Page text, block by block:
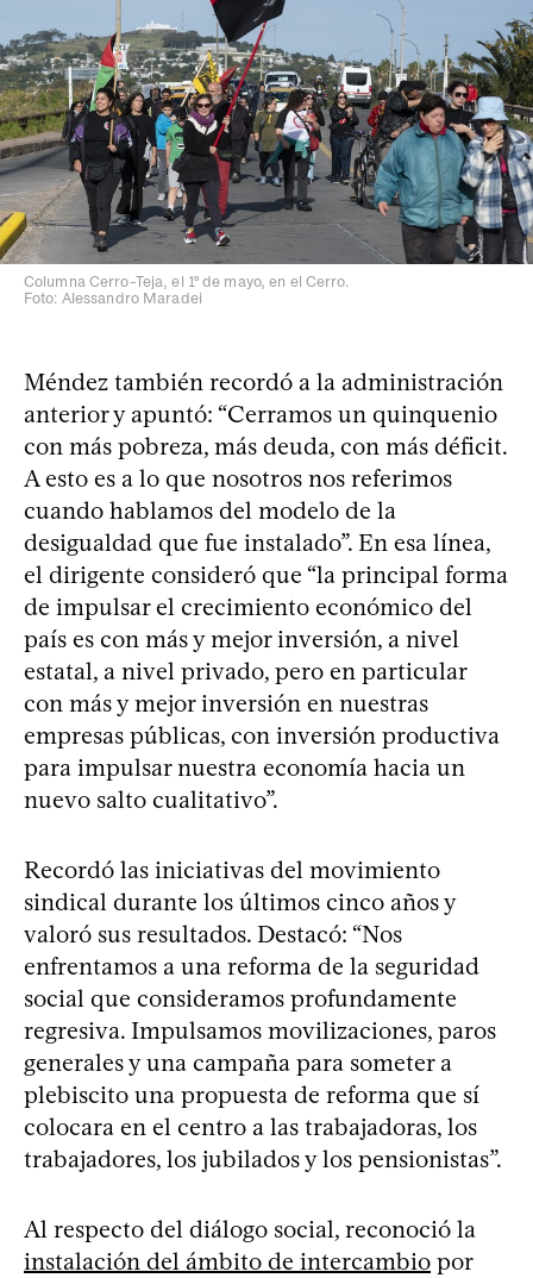
Columna Cerro-Teja, el 1º de mayo, en el Cerro.
Foto: Alessandro Maradei
Méndez también recordó a la administración
anterior y apuntó: “Cerramos un quinquenio
con más pobreza, más deuda, con más déficit.
A esto es a lo que nosotros nos referimos
cuando hablamos del modelo de la
desigualdad que fue instalado”. En esa línea,
el dirigente consideró que “la principal forma
de impulsar el crecimiento económico del
país es con más y mejor inversión, a nivel
estatal, a nivel privado, pero en particular
con más y mejor inversión en nuestras
empresas públicas, con inversión productiva
para impulsar nuestra economía hacia un
nuevo salto cualitativo”.
Recordó las iniciativas del movimiento
sindical durante los últimos cinco años y
valoró sus resultados. Destacó: “Nos
enfrentamos a una reforma de la seguridad
social que consideramos profundamente
regresiva. Impulsamos movilizaciones, paros
generales y una campaña para someter a
plebiscito una propuesta de reforma que sí
colocara en el centro a las trabajadoras, los
trabajadores, los jubilados y los pensionistas”.
Al respecto del diálogo social, reconoció la
instalación del ámbito de intercambio por